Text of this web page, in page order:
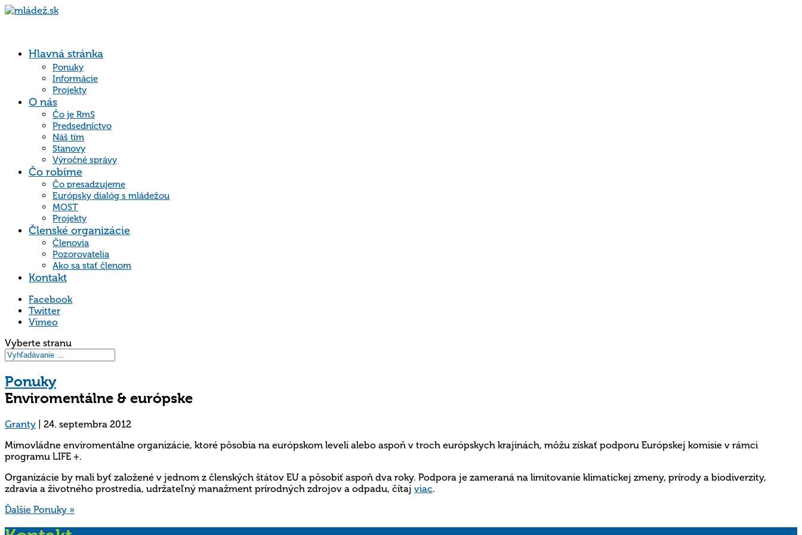
Hlavná stránka
Ponuky
Informácie
Projekty
O nás
Čo je RmS
Predsedníctvo
Náš tím
Stanovy
Výročné správy
Čo robíme
Čo presadzujeme
Európsky dialóg s mládežou
MOST
Projekty
Členské organizácie
Členovia
Pozorovatelia
Ako sa stať členom
Kontakt
Facebook
Twitter
Vimeo
Vyberte stranu
Ponuky
Enviromentálne & európske
Granty
24. septembra 2012
Mimovládne enviromentálne organizácie, ktoré pôsobia na európskom leveli alebo aspoň v troch európskych krajinách, môžu získať podporu Európskej komisie v rámci
programu LIFE +.
Organizácie by mali byť založené v jednom z členských štátov EU a pôsobiť aspoň dva roky. Podpora je zameraná na limitovanie klimatickej zmeny, prírody a biodiverzity,
zdravia a životného prostredia, udržateľný manažment prírodných zdrojov a odpadu, čítaj viac.
Ďalšie Ponuky »